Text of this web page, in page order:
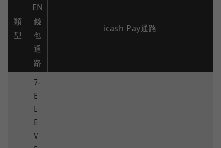
類
型
EN
錢
包
通
路
icash Pay通路
7-
E
L
E
V